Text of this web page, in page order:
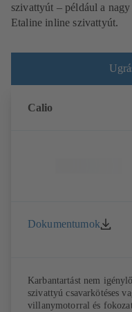
szivattyút – például a
Etaline inline szivattyút.
Calio
Dokumentumok
Karbantartást nem
szivattyú csavarkötéses
villanymotorral és